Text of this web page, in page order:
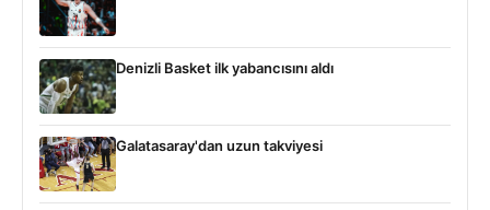
Denizli Basket ilk yabancısını aldı
Galatasaray'dan uzun takviyesi